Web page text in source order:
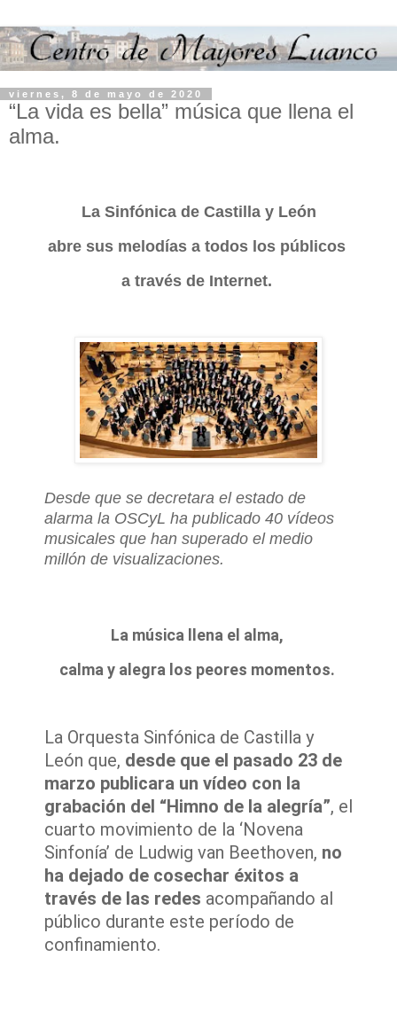
viernes, 8 de mayo de 2020
“La vida es bella” música que llena el
alma.
La Sinfónica de Castilla y León
abre sus melodías a todos los públicos
a través de Internet.
Desde que se decretara el estado de
alarma la OSCyL ha publicado 40 vídeos
musicales que han superado el medio
millón de visualizaciones.
La música llena el alma,
calma y alegra los peores momentos.
La Orquesta Sinfónica de Castilla y
León que, desde que el pasado 23 de
marzo publicara un vídeo con la
grabación del “Himno de la alegría”, el
cuarto movimiento de la ‘Novena
Sinfonía’ de Ludwig van Beethoven, no
ha dejado de cosechar éxitos a
través de las redes acompañando al
público durante este período de
confinamiento.